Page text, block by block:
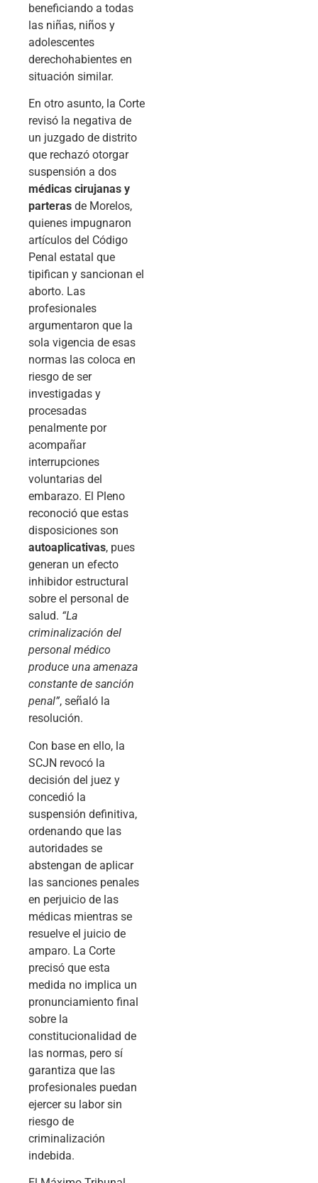
beneficiando a todas
las niñas, niños y
adolescentes
derechohabientes en
situación similar.
En otro asunto, la Corte
revisó la negativa de
un juzgado de distrito
que rechazó otorgar
suspensión a dos
médicas cirujanas y
parteras de Morelos,
quienes impugnaron
artículos del Código
Penal estatal que
tipifican y sancionan el
aborto. Las
profesionales
argumentaron que la
sola vigencia de esas
normas las coloca en
riesgo de ser
investigadas y
procesadas
penalmente por
acompañar
interrupciones
voluntarias del
embarazo. El Pleno
reconoció que estas
disposiciones son
autoaplicativas, pues
generan un efecto
inhibidor estructural
sobre el personal de
salud. “La
criminalización del
personal médico
produce una amenaza
constante de sanción
penal”, señaló la
resolución.
Con base en ello, la
SCJN revocó la
decisión del juez y
concedió la
suspensión definitiva,
ordenando que las
autoridades se
abstengan de aplicar
las sanciones penales
en perjuicio de las
médicas mientras se
resuelve el juicio de
amparo. La Corte
precisó que esta
medida no implica un
pronunciamiento final
sobre la
constitucionalidad de
las normas, pero sí
garantiza que las
profesionales puedan
ejercer su labor sin
riesgo de
criminalización
indebida.